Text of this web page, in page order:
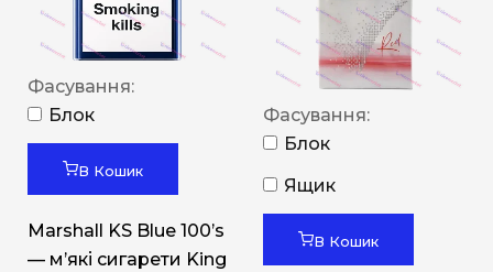
Фасування:
Блок
В Кошик
Marshall KS Blue 100’s
— м’які сигарети King
Фасування:
Блок
Ящик
В Кошик